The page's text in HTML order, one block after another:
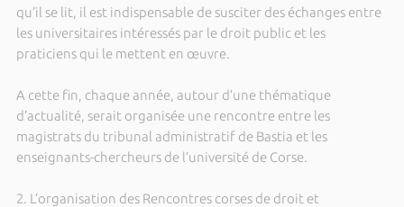
qu’il se lit, il est indispensable de susciter des échanges entre
les universitaires intéressés par le droit public et les
praticiens qui le mettent en œuvre.
A cette fin, chaque année, autour d’une thématique
d’actualité, serait organisée une rencontre entre les
magistrats du tribunal administratif de Bastia et les
enseignants-chercheurs de l’université de Corse.
2. L’organisation des Rencontres corses de droit et